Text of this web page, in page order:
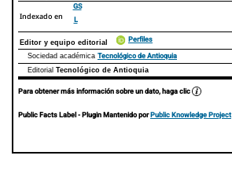
Indexado en
GS
L
Editor y equipo editorial Perfiles
Sociedad académica Tecnológico de Antioquia
Editorial Tecnológico de Antioquia
Para obtener más información sobre un dato, haga clic
Public Facts Label- Plugin Mantenido porPublic Knowledge Project